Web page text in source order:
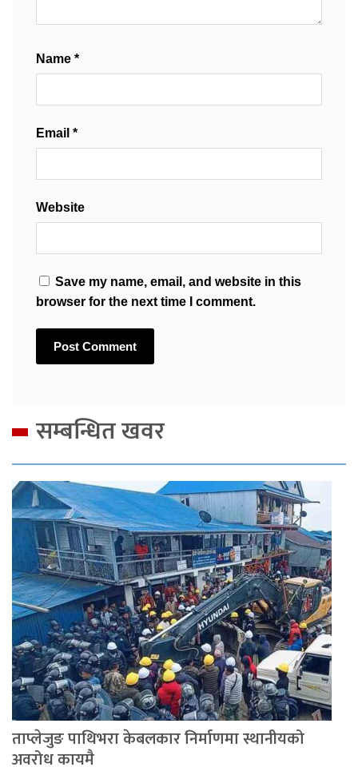
Name *
Email *
Website
Save my name, email, and website in this
browser for the next time I comment.
सम्बन्धित खवर
ताप्लेजुङ पाथिभरा केबलकार निर्माणमा स्थानीयको
अवरोध कायमै